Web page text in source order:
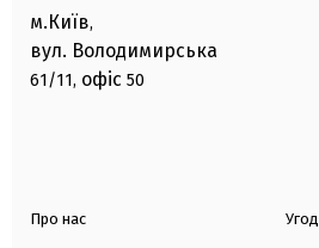
м.Київ,
вул. Володимирська
61/11, офіс 50
Про нас